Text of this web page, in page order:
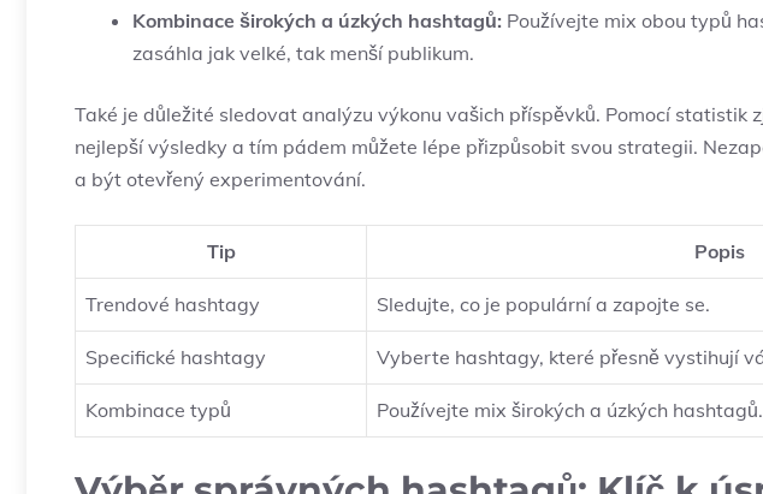
Kombinace širokých a úzkých hashtagů: Používejte mix obou typů
zasáhla jak velké, tak menší publikum.
Také je důležité sledovat analýzu výkonu vašich příspěvků. Pomocí statistik
nejlepší výsledky a tím pádem můžete lépe přizpůsobit svou strategii.
a být otevřený experimentování.
Tip Popis
Trendové hashtagy Sledujte, co je populární a zapojte se.
Specifické hashtagy Vyberte hashtagy, které přesně vystihují
Kombinace typů Používejte mix širokých a úzkých hashtagů.